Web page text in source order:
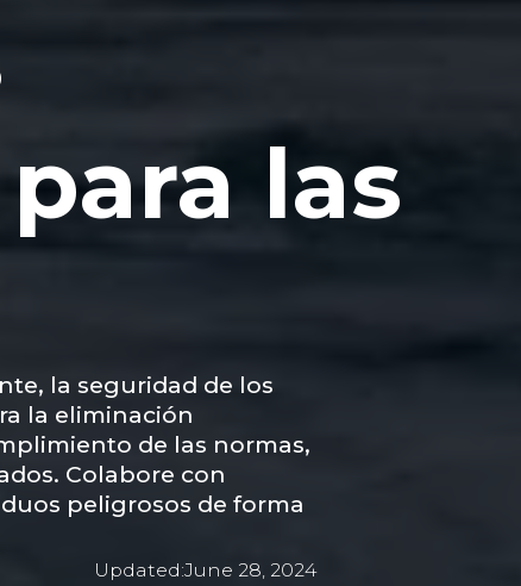
las
la seguridad de los
la eliminación
de las normas,
Colabore con
peligrosos de forma
Updated:June 28, 2024